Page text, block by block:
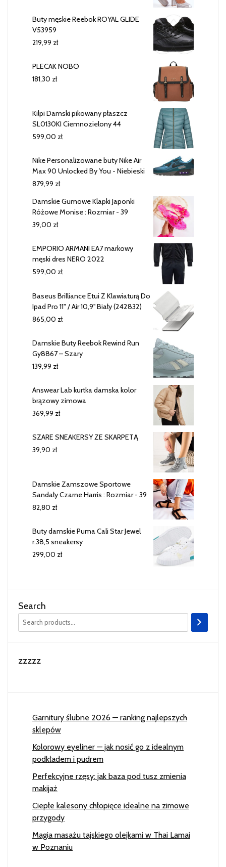
Buty męskie Reebok ROYAL GLIDE
V53959
219,99 zł
PLECAK NOBO
181,30 zł
Kilpi Damski pikowany płaszcz
SL0130KI Ciemnozielony 44
599,00 zł
Nike Personalizowane buty Nike Air
Max 90 Unlocked By You - Niebieski
879,99 zł
Damskie Gumowe Klapki Japonki
Różowe Monise : Rozmiar - 39
39,00 zł
EMPORIO ARMANI EA7 markowy
męski dres NERO 2022
599,00 zł
Baseus Brilliance Etui Z Klawiaturą Do
Ipad Pro 11" / Air 10,9'' Biały (242832)
865,00 zł
Damskie Buty Reebok Rewind Run
Gy8867 – Szary
139,99 zł
Answear Lab kurtka damska kolor
brązowy zimowa
369,99 zł
SZARE SNEAKERSY ZE SKARPETĄ
39,90 zł
Damskie Zamszowe Sportowe
Sandały Czarne Harris : Rozmiar - 39
82,80 zł
Buty damskie Puma Cali Star Jewel
r.38,5 sneakersy
299,00 zł
Search
zzzzz
Garnitury ślubne 2026 — ranking najlepszych
sklepów
Kolorowy eyeliner — jak nosić go z idealnym
podkładem i pudrem
Perfekcyjne rzęsy: jak baza pod tusz zmienia
makijaż
Ciepłe kalesony chłopięce idealne na zimowe
przygody
Magia masażu tajskiego olejkami w Thai Lamai
w Poznaniu